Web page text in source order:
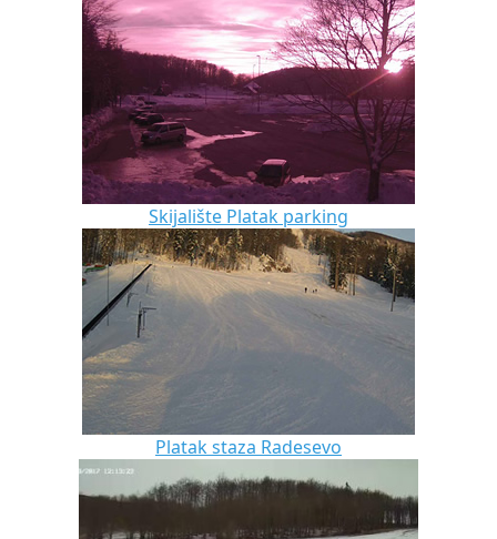
Skijalište Platak parking
Platak staza Radesevo